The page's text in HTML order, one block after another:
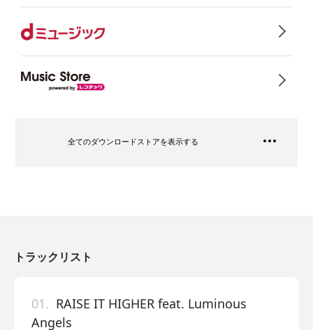
全てのダウンロードストアを表示する
トラックリスト
01. RAISE IT HIGHER feat. Luminous
Angels